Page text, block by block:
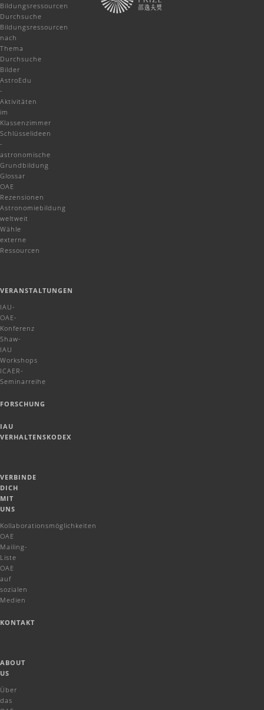
Bildungsressourcen
Durchsuche
Bildungsressourcen
nach
Thema
Durchsuche
Bilder
AstroEdu
-
Aktivitäten
im
Klassenzimmer
Schlüsselideen
-
astronomische
Grundbildung
Glossar
OAE
Rezensionen
Astronomiebildung
weltweit
Wähle
externe
Ressourcen
VERANSTALTUNGEN
IAU-
OAE-
Konferenz
Shaw-
IAU
Workshops
ICAER-
Seminarreihe
FORSCHUNG
IAU
VERHALTENSKODEX
VERBINDE
DICH
MIT
UNS
Kollaborationsmöglichkeiten
OAE
Mailing-
Liste
OAE
auf
sozialen
Medien
KONTAKT
ABOUT
US
Über
das